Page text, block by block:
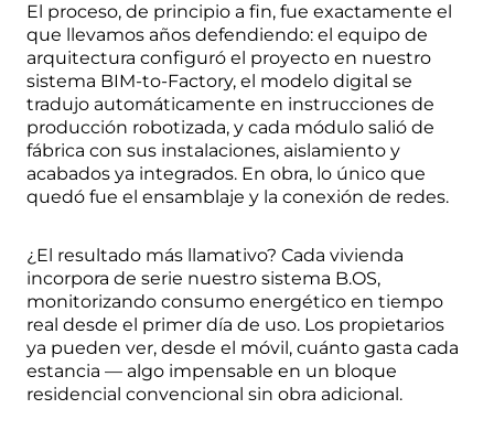
El proceso, de principio a fin, fue exactamente el
que llevamos años defendiendo: el equipo de
arquitectura configuró el proyecto en nuestro
sistema BIM-to-Factory, el modelo digital se
tradujo automáticamente en instrucciones de
producción robotizada, y cada módulo salió de
fábrica con sus instalaciones, aislamiento y
acabados ya integrados. En obra, lo único que
quedó fue el ensamblaje y la conexión de redes.
¿El resultado más llamativo? Cada vivienda
incorpora de serie nuestro sistema B.OS,
monitorizando consumo energético en tiempo
real desde el primer día de uso. Los propietarios
ya pueden ver, desde el móvil, cuánto gasta cada
estancia — algo impensable en un bloque
residencial convencional sin obra adicional.